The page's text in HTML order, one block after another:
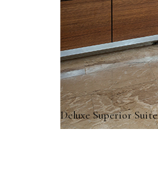
Deluxe Superior Suite